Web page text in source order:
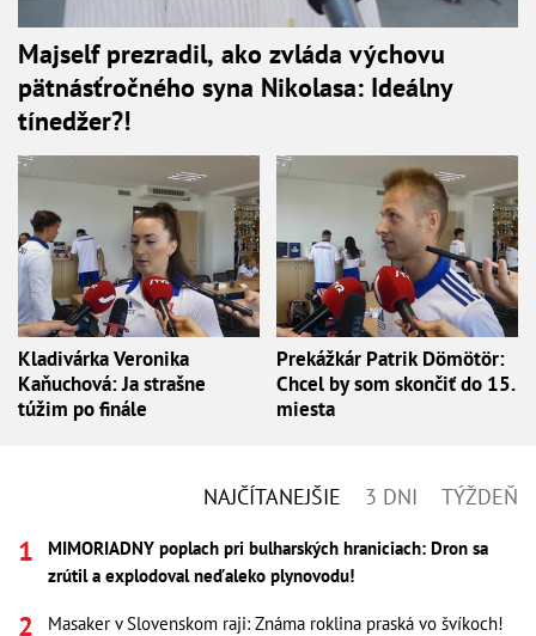
Majself prezradil, ako zvláda výchovu
pätnásťročného syna Nikolasa: Ideálny
tínedžer?!
Kladivárka Veronika
Kaňuchová: Ja strašne
túžim po finále
Prekážkár Patrik Dömötör:
Chcel by som skončiť do 15.
miesta
NAJČÍTANEJŠIE 3 DNI TÝŽDEŇ
MIMORIADNY poplach pri bulharských hraniciach: Dron sa
zrútil a explodoval neďaleko plynovodu!
Masaker v Slovenskom raji: Známa roklina praská vo švíkoch!